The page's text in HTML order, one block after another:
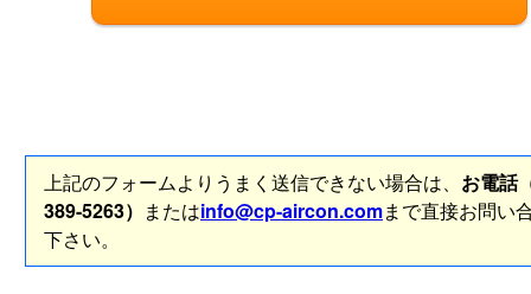
上記のフォームよりうまく送信できない場合は、 お電話
389-5263） またはinfo@cp-aircon.comまで直接お問い
下さい。